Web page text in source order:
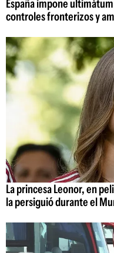
España impone
controles fronterizos y
La princesa Leonor, en
la persiguió durante el